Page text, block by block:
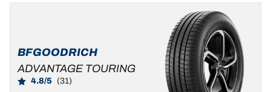
BFGOODRICH
ADVANTAGE TOURING
4.8/5 (31)
02076
23619